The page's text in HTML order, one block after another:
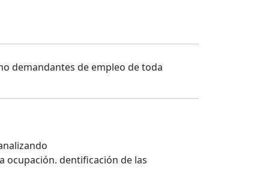
demandantes de empleo de toda
ocupación. dentificación de las